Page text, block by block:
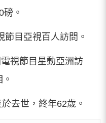
。
目亞視百人訪問。
視節目星動亞洲訪
去世，終年62歲。